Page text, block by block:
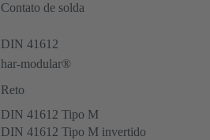
Contato de solda
DIN 41612
har-modular®
Reto
DIN 41612 Tipo M
DIN 41612 Tipo M invertido